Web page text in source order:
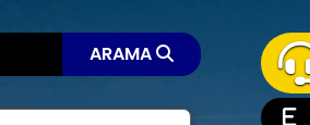
ARAMA